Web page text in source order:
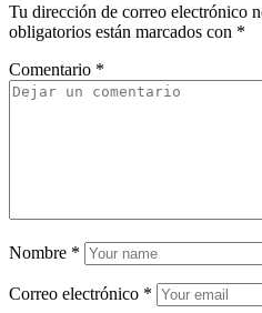
Tu dirección de correo electrónico
obligatorios están marcados con *
Comentario *
Nombre *
Correo electrónico *